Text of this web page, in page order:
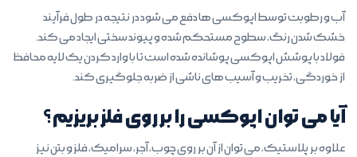
آب و رطوبت توسط اپوکسی ها دفع می شود در نتیجه در طول فرآیند
خشک شدن رنگ، سطوح مستحکم شده و پیوند سختی ایجاد می کند.
فولاد با پوشش اپوکسی پوشانده شده است تا با وارد کردن یک لایه محافظ
از خوردگی، تخریب و آسیب های ناشی از ضربه جلوگیری کند.
آیا می توان اپوکسی را بر روی فلز بریزیم؟
علاوه بر پلاستیک، می توان از آن بر روی چوب، آجر، سرامیک، فلز و بتن نیز